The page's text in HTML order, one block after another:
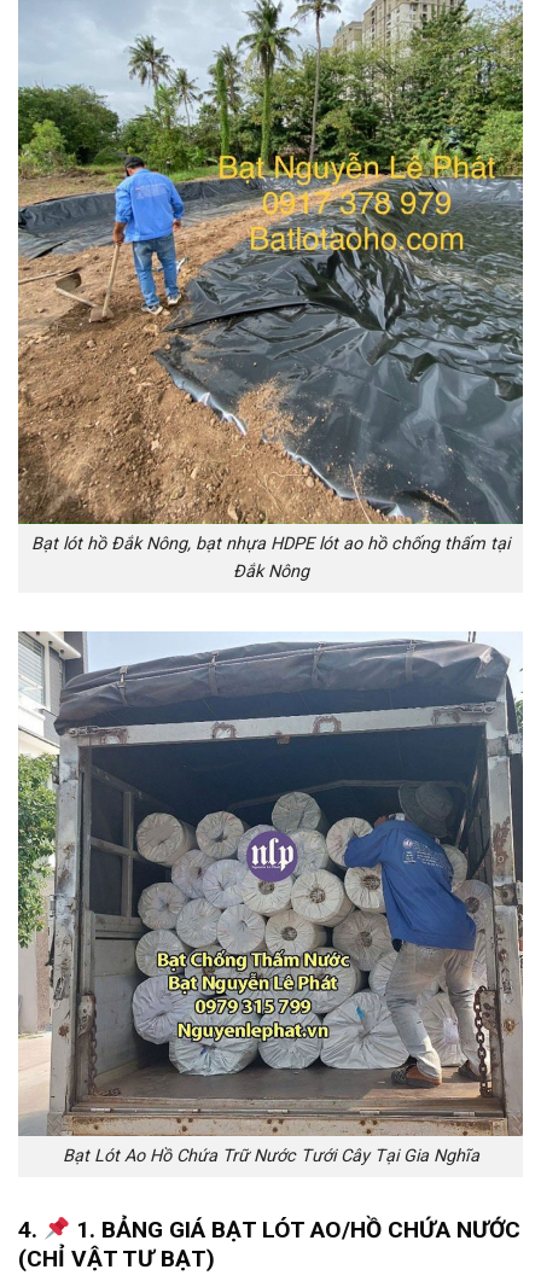
Bạt lót hồ Đắk Nông, bạt nhựa HDPE lót ao hồ chống thấm tại
Đắk Nông
Bạt Lót Ao Hồ Chứa Trữ Nước Tưới Cây Tại Gia Nghĩa
4.
1. BẢNG GIÁ BẠT LÓT AO/HỒ CHỨA NƯỚC
(CHỈ VẬT TƯ BẠT)